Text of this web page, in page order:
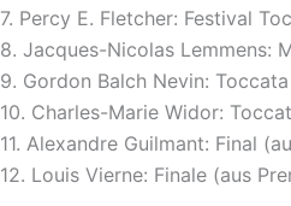
7. Percy E. Fletcher: Festival
8. Jacques-Nicolas Lemmens:
9. Gordon Balch Nevin:
10. Charles-Marie Widor:
11. Alexandre Guilmant: Final
12. Louis Vierne: Finale (aus